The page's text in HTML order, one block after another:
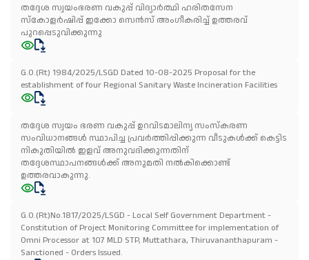
തദ്ദേശ സ്വയംഭരണ വകുപ്പ് വിദ്യാർത്ഥി ഹരിതസേന
സ്കോളർഷിപ്പ് ഇക്കോ സെൻസ് അംഗീകരിച്ച് ഉത്തരവ്
പുറപ്പെടുവിക്കുന്നു
G.O.(Rt) 1984/2025/LSGD Dated 10-08-2025 Proposal for the
establishment of four Regional Sanitary Waste Incineration Facilities
തദ്ദേശ സ്വയം ഭരണ വകുപ്പ് ഉറവിടമാലിന്യ സംസ്കരണ
സംവിധാനങ്ങൾ സ്ഥാപിച്ച പ്രവർത്തിപ്പിക്കുന്ന വീടുകൾക്ക് കെട്ടിട
നികുതിയിൽ ഇളവ് അനുവദിക്കുന്നതിന്
തദ്ദേശസ്ഥാപനങ്ങൾക്ക് അനുമതി നൽകിക്കൊണ്ട്
ഉത്തരവാകുന്നു.
G.O.(Rt)No.1817/2025/LSGD - Local Self Government Department -
Constitution of Project Monitoring Committee for implementation of
Omni Processor at 107 MLD STP, Muttathara, Thiruvananthapuram -
Sanctioned - Orders Issued.